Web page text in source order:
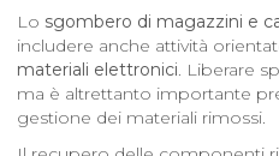
Lo sgombero di magazzini e
includere anche attività
materiali elettronici. Liberare
ma è altrettanto importante
gestione dei materiali rimossi.